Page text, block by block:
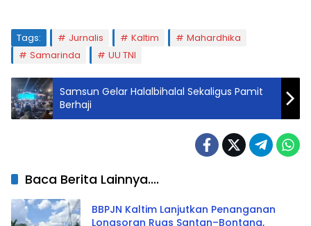
Tags: Jurnalis Kaltim
Mahardhika
Samarinda
UU TNI
Samsun Gelar Halalbihalal Sekaligus Pamit
Berhaji
Baca Berita Lainnya....
BBPJN Kaltim Lanjutkan Penanganan
Longsoran Ruas Santan–Bontang,